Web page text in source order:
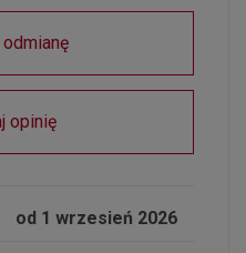
opinię
od 1 wrzesień 2026